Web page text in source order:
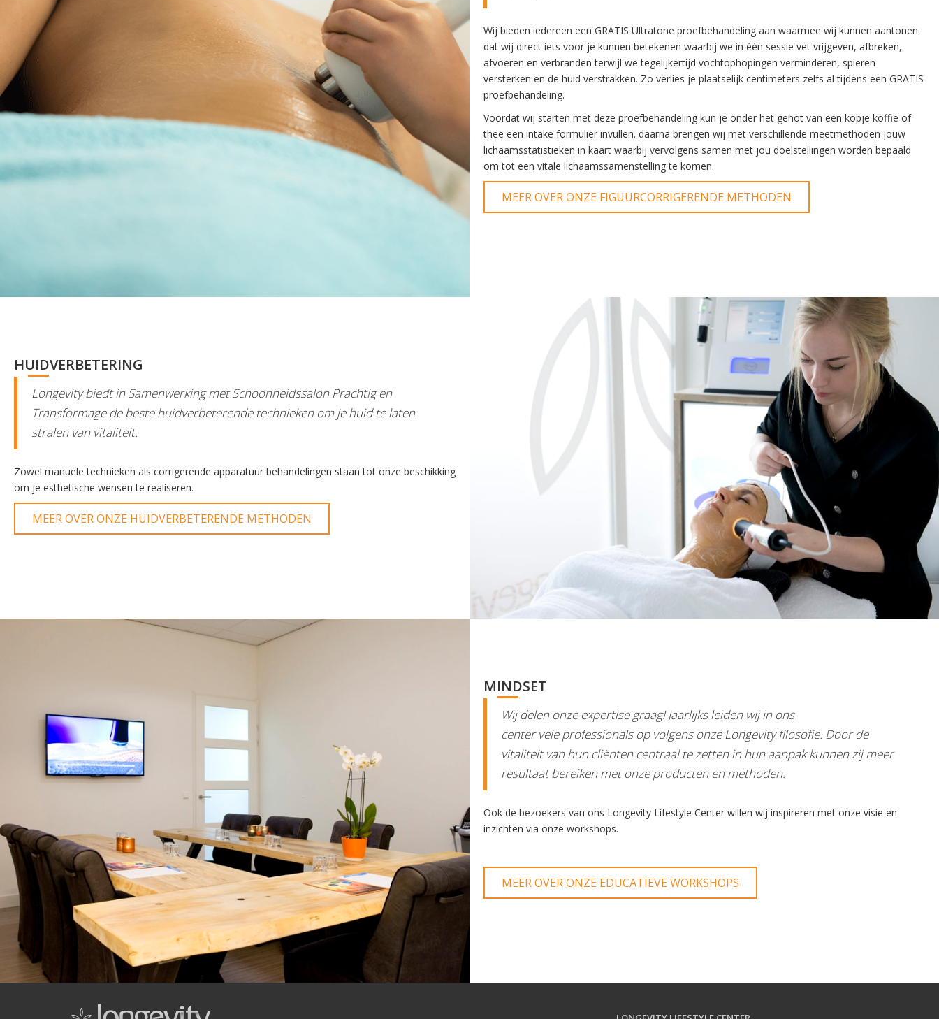
Wij bieden iedereen een GRATIS Ultratone proefbehandeling aan waarmee wij kunnen aantonen
dat wij direct iets voor je kunnen betekenen waarbij we in één sessie vet vrijgeven, afbreken,
afvoeren en verbranden terwijl we tegelijkertijd vochtophopingen verminderen, spieren
versterken en de huid verstrakken. Zo verlies je plaatselijk centimeters zelfs al tijdens een GRATIS
proefbehandeling.
Voordat wij starten met deze proefbehandeling kun je onder het genot van een kopje koffie of
thee een intake formulier invullen. daarna brengen wij met verschillende meetmethoden jouw
lichaamsstatistieken in kaart waarbij vervolgens samen met jou doelstellingen worden bepaald
om tot een vitale lichaamssamenstelling te komen.
MEER OVER ONZE FIGUURCORRIGERENDE METHODEN
HUIDVERBETERING
Longevity biedt in Samenwerking met Schoonheidssalon Prachtig en
Transformage de beste huidverbeterende technieken om je huid te laten
stralen van vitaliteit.
Zowel manuele technieken als corrigerende apparatuur behandelingen staan tot onze beschikking
om je esthetische wensen te realiseren.
MEER OVER ONZE HUIDVERBETERENDE METHODEN
MINDSET
Wij delen onze expertise graag! Jaarlijks leiden wij in ons
center vele professionals op volgens onze Longevity filosofie. Door de
vitaliteit van hun cliënten centraal te zetten in hun aanpak kunnen zij meer
resultaat bereiken met onze producten en methoden.
Ook de bezoekers van ons Longevity Lifestyle Center willen wij inspireren met onze visie en
inzichten via onze workshops.
MEER OVER ONZE EDUCATIEVE WORKSHOPS